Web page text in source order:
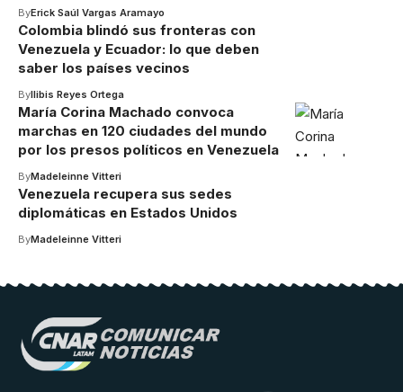
ByErick Saúl Vargas Aramayo
Colombia blindó sus fronteras con
Venezuela y Ecuador: lo que deben
saber los países vecinos
ByIlibis Reyes Ortega
María Corina Machado convoca
marchas en 120 ciudades del mundo
por los presos políticos en Venezuela
ByMadeleinne Vitteri
Venezuela recupera sus sedes
diplomáticas en Estados Unidos
ByMadeleinne Vitteri